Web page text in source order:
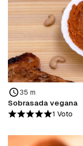
35 m
Sobrasada vegana
1 Voto